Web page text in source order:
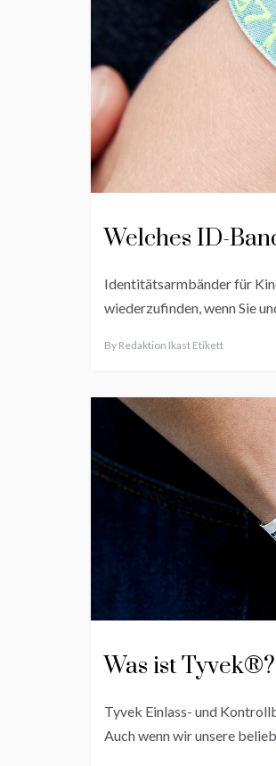
Welches ID-
Identitätsarmbänder für
wiederzufinden, wenn Sie
By Redaktion Ikast Etikett
Was ist Tyvek®?
Tyvek Einlass- und
Auch wenn wir unsere